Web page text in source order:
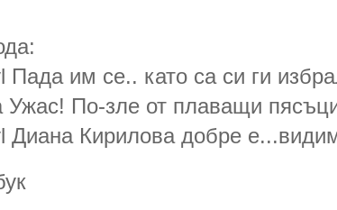
Пада им се.. като са си ги
По-зле от плаващи
Диана Кирилова добре